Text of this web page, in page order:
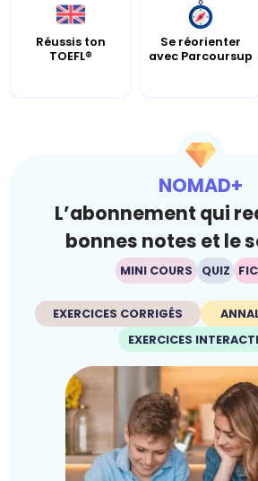
Réussis ton
TOEFL®
Se réorienter
avec Parcoursup
NOMAD+
L’abonnement qui
bonnes notes et le
MINI COURS QUIZ
EXERCICES CORRIGÉS
EXERCICES